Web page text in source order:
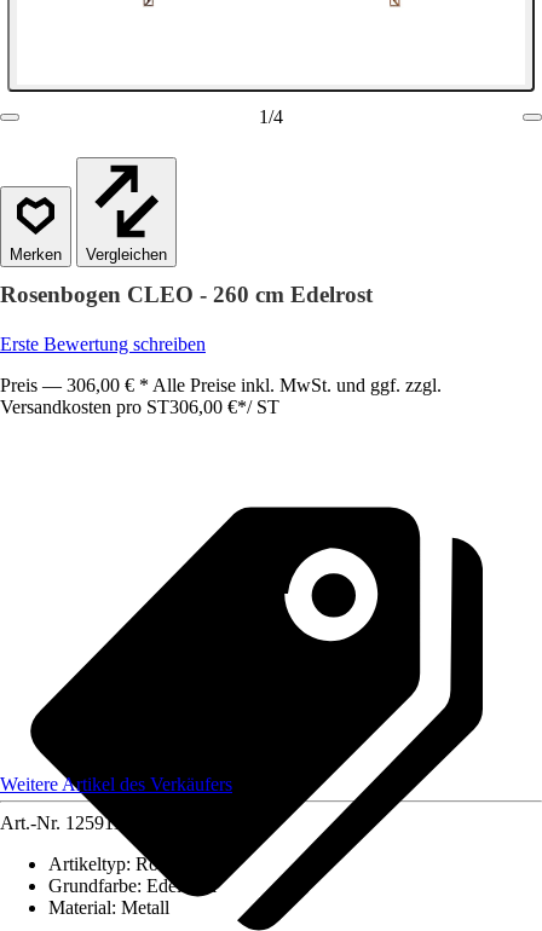
1/4
Vergleichen
Rosenbogen CLEO - 260 cm Edelrost
Erste Bewertung schreiben
Preis — 306,00 € * Alle Preise inkl. MwSt. und ggf. zzgl.
Versandkosten pro ST306,00 €*/ ST
Weitere Artikel des Verkäufers
Art.-Nr. 12591180
Artikeltyp: Rosenbogen
Grundfarbe: Edelstahl
Material: Metall